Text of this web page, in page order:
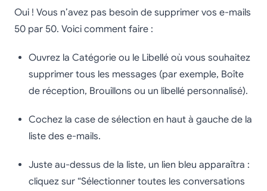
Oui ! Vous n’avez pas besoin de supprimer vos e-mails
50 par 50. Voici comment faire :
Ouvrez la Catégorie ou le Libellé où vous souhaitez
supprimer tous les messages (par exemple, Boîte
de réception, Brouillons ou un libellé personnalisé).
Cochez la case de sélection en haut à gauche de la
liste des e-mails.
Juste au-dessus de la liste, un lien bleu apparaîtra :
cliquez sur “Sélectionner toutes les conversations